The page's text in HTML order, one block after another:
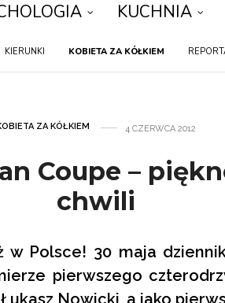
KUCHNIA
KIERUNKI KOBIETA ZA KÓŁKIEM
ZA KÓŁKIEM 4 CZERWCA 2012
Coupe –
chwili
w Polsce! 30 maja
pierwszego
Nowicki, a jako